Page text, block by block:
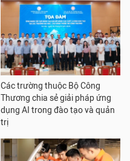
Các trường thuộc Bộ Công
Thương chia sẻ giải pháp ứng
dụng AI trong đào tạo và quản
trị